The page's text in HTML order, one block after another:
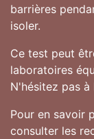
barrières
isoler.
Ce test peut
laboratoires
N'hésitez pas
Pour en savoir
consulter les